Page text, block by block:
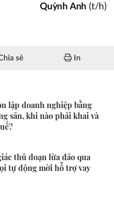
Quỳnh Anh (t/h)
sẻ In
lập doanh nghiệp bằng
sản, khi nào phải khai và
thủ đoạn lừa đảo qua
tự động mời hỗ trợ vay